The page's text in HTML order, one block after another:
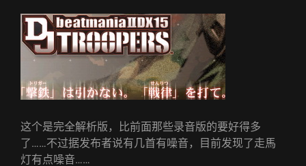
这个是完全解析版，比前面那些录音版的要好得多
了……不过据发布者说有几首有噪音，目前发现了走馬
灯有点噪音……